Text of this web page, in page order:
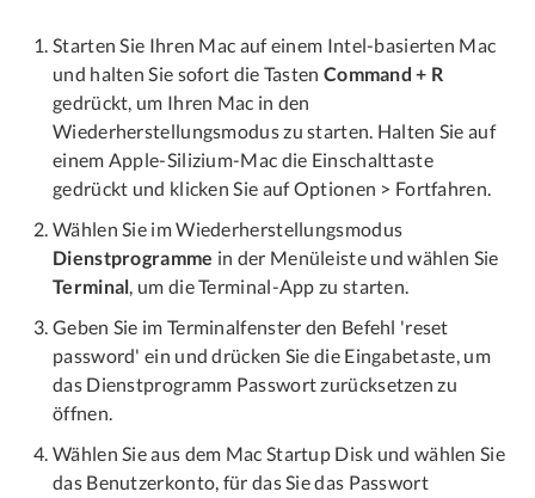
Starten Sie Ihren Mac auf einem Intel-basierten Mac
und halten Sie sofort die Tasten Command + R
gedrückt, um Ihren Mac in den
Wiederherstellungsmodus zu starten. Halten Sie auf
einem Apple-Silizium-Mac die Einschalttaste
gedrückt und klicken Sie auf Optionen > Fortfahren.
Wählen Sie im Wiederherstellungsmodus
Dienstprogramme in der Menüleiste und wählen Sie
Terminal, um die Terminal-App zu starten.
Geben Sie im Terminalfenster den Befehl 'reset
password' ein und drücken Sie die Eingabetaste, um
das Dienstprogramm Passwort zurücksetzen zu
öffnen.
Wählen Sie aus dem Mac Startup Disk und wählen Sie
das Benutzerkonto, für das Sie das Passwort